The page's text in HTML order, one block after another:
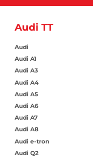
Audi TT
Audi
Audi A1
Audi A3
Audi A4
Audi A5
Audi A6
Audi A7
Audi A8
Audi e-tron
Audi Q2